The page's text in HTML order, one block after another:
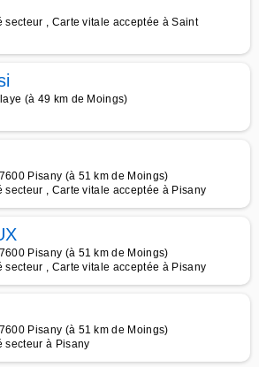
secteur , Carte vitale acceptée à Saint
(à 49 km de Moings)
Pisany (à 51 km de Moings)
secteur , Carte vitale acceptée à Pisany
Pisany (à 51 km de Moings)
secteur , Carte vitale acceptée à Pisany
Pisany (à 51 km de Moings)
secteur à Pisany